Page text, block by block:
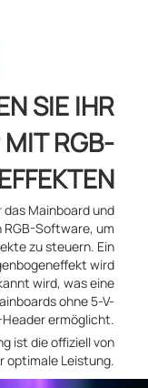
SIE IHR
RGB-
das Mainboard und
Software, um
zu steuern. Ein
wird
wird, was eine
ohne 5-V-
Header ermöglicht.
ist die offiziell von
optimale Leistung.